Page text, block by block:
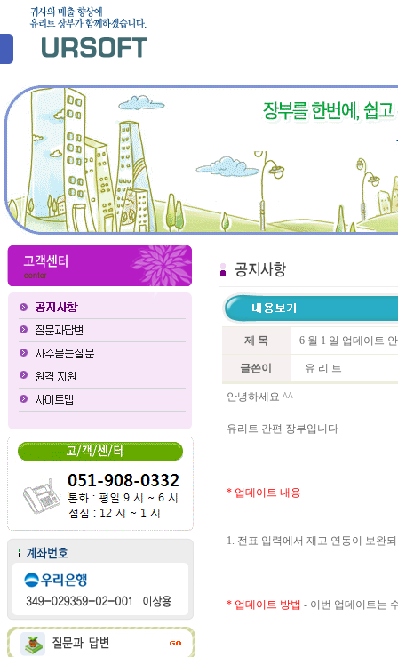
제 목 6 월 1 일 업데이트
글쓴이 유 리 트
안녕하세요 ^^
유리트 간편 장부입니다
* 업데이트 내용
1. 전표 입력에서 재고 연동이 보완
* 업데이트 방법 - 이번 업데이트는